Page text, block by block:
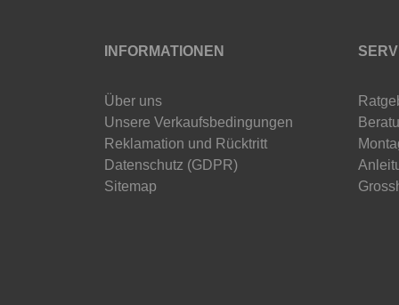
INFORMATIONEN
Über uns
Unsere Verkaufsbedingungen
Reklamation und Rücktritt
Datenschutz (GDPR)
Sitemap